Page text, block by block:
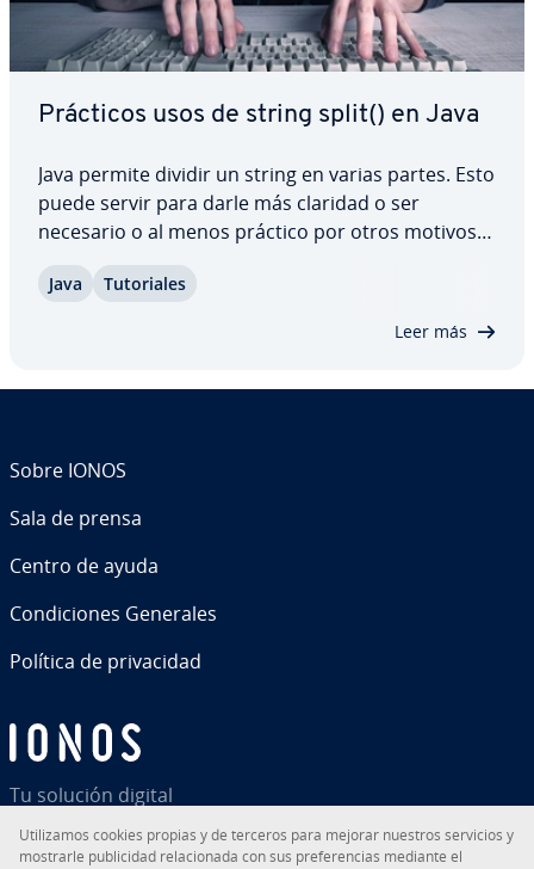
Prácticos usos de string split() en Java
Java permite dividir un string en varias partes. Esto
puede servir para darle más claridad o ser
necesario o al menos práctico por otros motivos.
String split(). Te ex­pli­ca­mos qué pa­rá­me­tros tiene,
Java Tu­to­ria­les
Leer más
Tu solución digital
Sobre IONOS
Sala de prensa
Centro de ayuda
Co­n­di­cio­nes Generales
Política de pri­va­ci­dad
Uti­li­za­mos cookies propias y de terceros para mejorar nuestros servicios y
mostrarle pu­bli­ci­dad re­la­cio­na­da con sus pre­fe­re­n­cias mediante el